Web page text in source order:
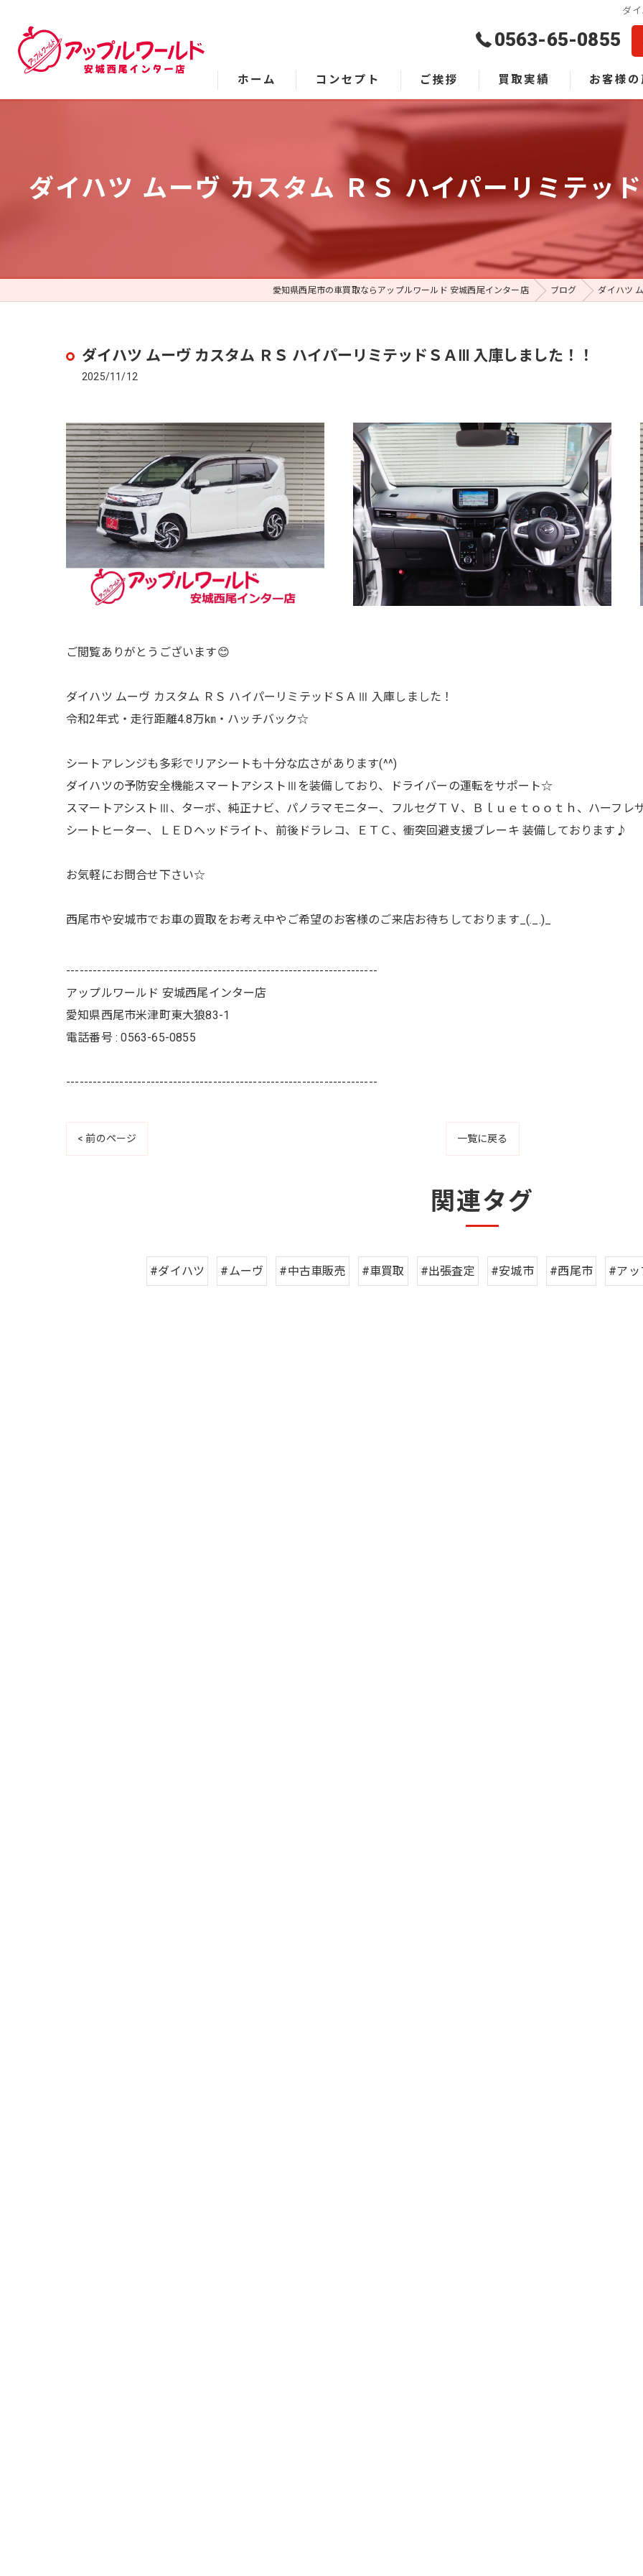
ダ
0563-65-0855
ホーム コンセプト ご挨拶 買取実績 お客様の
よくある質問
ダイハツ ムーヴ カスタム ＲＳ ハイパーリミテッ
愛知県西尾市の車買取ならアップルワールド 安城西尾インター店 ブログ ダイハツ
ダイハツ ムーヴ カスタム ＲＳ ハイパーリミテッドＳＡⅢ 入庫しました！！
2025/11/12
ご閲覧ありがとうございます😊
ダイハツ ムーヴ カスタム ＲＳ ハイパーリミテッドＳＡⅢ 入庫しました！
令和2年式・走行距離4.8万㎞・ハッチバック☆
シートアレンジも多彩でリアシートも十分な広さがあります(^^)
ダイハツの予防安全機能スマートアシストⅢを装備しており、ドライバーの運転をサポート☆
スマートアシストⅢ、ターボ、純正ナビ、パノラマモニター、フルセグＴＶ、Ｂｌｕｅｔｏｏｔｈ、ハーフレザ
シートヒーター、ＬＥＤヘッドライト、前後ドラレコ、ＥＴＣ、衝突回避支援ブレーキ 装備しております♪
お気軽にお問合せ下さい☆
西尾市や安城市でお車の買取をお考え中やご希望のお客様のご来店お待ちしております_(._.)_
----------------------------------------------------------------------
アップルワールド 安城西尾インター店
愛知県西尾市米津町東大狼83-1
電話番号 : 0563-65-0855
----------------------------------------------------------------------
< 前のページ 一覧に戻る
関連タグ
#ダイハツ #ムーヴ #中古車販売 #車買取 #出張査定 #安城市 #西尾市 #アッ